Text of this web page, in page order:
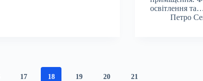
освітлення
Петро
17 18 19 20 21